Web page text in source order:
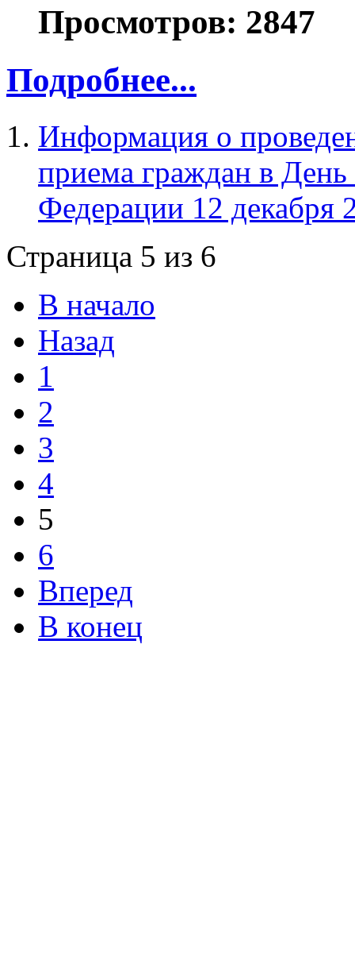
Просмотров: 2847
Подробнее...
Информация о
приема граждан в
Федерации 12 декабря
Страница 5 из 6
В начало
Назад
1
2
3
4
5
6
Вперед
В конец